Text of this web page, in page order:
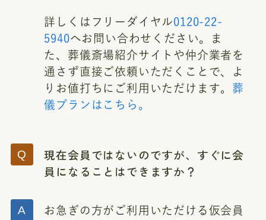
詳しくはフリーダイヤル0120-22-
5940へお問い合わせください。ま
た、葬儀斎場紹介サイトや仲介業者を
通さず直接ご依頼いただくことで、よ
りお値打ちにご利用いただけます。 葬
儀プランはこちら。
現在会員ではないのですが、すぐに会
員になることはできますか？
お急ぎの方がご利用いただける仮会員